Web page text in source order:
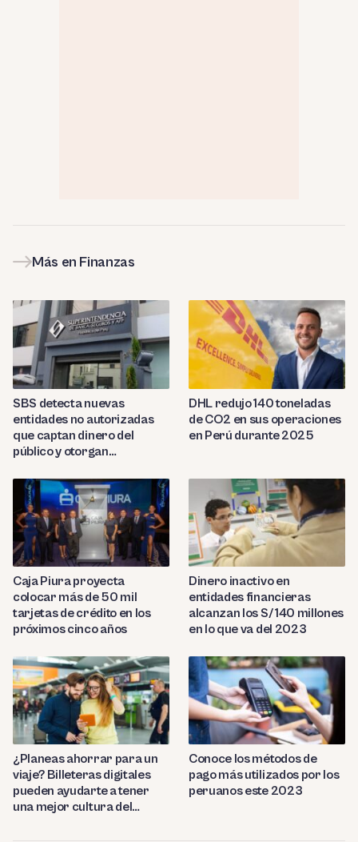
Más en Finanzas
SBS detecta nuevas
entidades no autorizadas
que captan dinero del
público y otorgan
DHL redujo 140 toneladas
de CO2 en sus operaciones
en Perú durante 2025
Caja Piura proyecta
colocar más de 50 mil
tarjetas de crédito en los
próximos cinco años
Dinero inactivo en
entidades financieras
alcanzan los S/ 140 millones
en lo que va del 2023
¿Planeas ahorrar para un
viaje? Billeteras digitales
pueden ayudarte a tener
una mejor cultura del
Conoce los métodos de
pago más utilizados por los
peruanos este 2023